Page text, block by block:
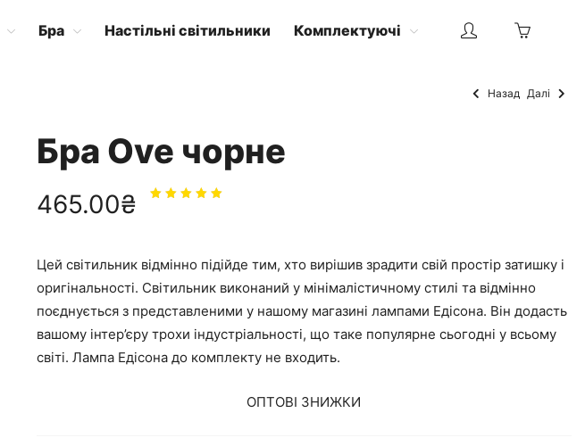
Бра Настільні світильники Комплектуючі
Назад Далі
Бра Ove чорне
465.00₴
Цей світильник відмінно підійде тим, хто вирішив зрадити свій простір затишку і
оригінальності. Світильник виконаний у мінімалістичному стилі та відмінно
поєднується з представленими у нашому магазині лампами Едісона. Він додасть
вашому інтер’єру трохи індустріальності, що таке популярне сьогодні у всьому
світі. Лампа Едісона до комплекту не входить.
ОПТОВІ ЗНИЖКИ